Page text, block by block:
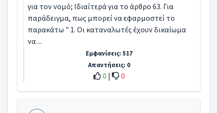
για τον νομό; Ιδιαίτερά για τo άρθρο 63. Για
παράδειγμα, πως μπορεί να εφαρμοστεί το
παρακάτω " 1. Οι καταναλωτές έχουν δικαίωμα
να ...
Εμφανίσεις: 517
Απαντήσεις: 0
0 | 0